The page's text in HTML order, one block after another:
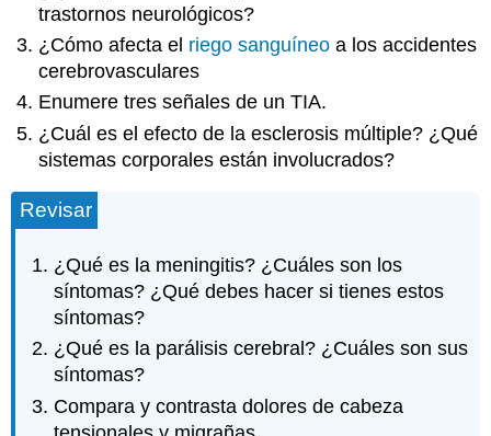
trastornos neurológicos?
¿Cómo afecta el riego sanguíneo a los accidentes
cerebrovasculares
Enumere tres señales de un TIA.
¿Cuál es el efecto de la esclerosis múltiple? ¿Qué
sistemas corporales están involucrados?
Revisar
¿Qué es la meningitis? ¿Cuáles son los
síntomas? ¿Qué debes hacer si tienes estos
síntomas?
¿Qué es la parálisis cerebral? ¿Cuáles son sus
síntomas?
Compara y contrasta dolores de cabeza